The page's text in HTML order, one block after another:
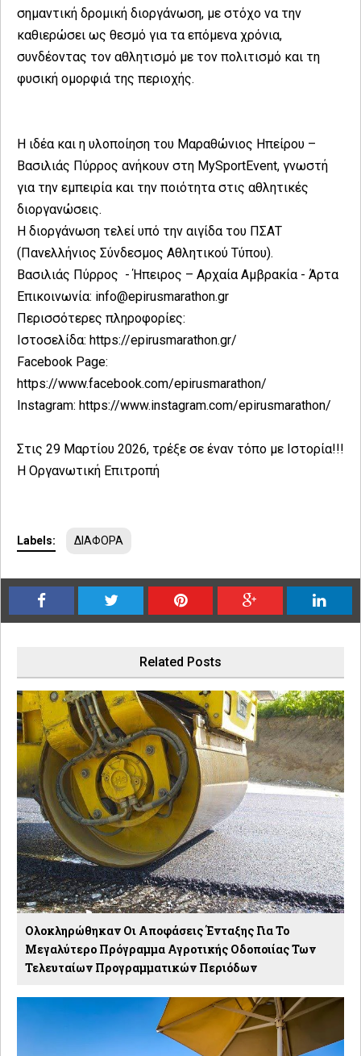
σημαντική δρομική διοργάνωση, με στόχο να την
καθιερώσει ως θεσμό για τα επόμενα χρόνια,
συνδέοντας τον αθλητισμό με τον πολιτισμό και τη
φυσική ομορφιά της περιοχής.
Η ιδέα και η υλοποίηση του Μαραθώνιος Ηπείρου –
Βασιλιάς Πύρρος ανήκουν στη MySportEvent, γνωστή
για την εμπειρία και την ποιότητα στις αθλητικές
διοργανώσεις.
Η διοργάνωση τελεί υπό την αιγίδα του ΠΣΑΤ
(Πανελλήνιος Σύνδεσμος Αθλητικού Τύπου).
Βασιλιάς Πύρρος - Ήπειρος – Αρχαία Αμβρακία - Άρτα
Επικοινωνία: info@epirusmarathon.gr
Περισσότερες πληροφορίες:
Ιστοσελίδα: https://epirusmarathon.gr/
Facebook Page:
https://www.facebook.com/epirusmarathon/
Instagram: https://www.instagram.com/epirusmarathon/
Στις 29 Μαρτίου 2026, τρέξε σε έναν τόπο με Ιστορία!!!
Η Οργανωτική Επιτροπή
Labels: ΔΙΑΦΟΡΑ
Related Posts
Ολοκληρώθηκαν Οι Αποφάσεις Ένταξης Για Το
Μεγαλύτερο Πρόγραμμα Αγροτικής Οδοποιίας Των
Τελευταίων Προγραμματικών Περιόδων